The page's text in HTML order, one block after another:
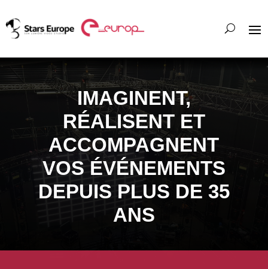
IMAGINENT,
RÉALISENT ET
ACCOMPAGNENT
VOS ÉVÉNEMENTS
DEPUIS PLUS DE 35
ANS